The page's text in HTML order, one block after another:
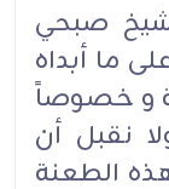
صبحي
ما أبداه
و خصوصاً
نقبل أن
الطعنة